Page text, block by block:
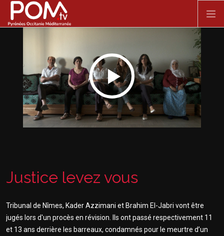
SPECTACLE VIVANT
FILMS
Justice levez vous
Tribunal de Nîmes, Kader Azzimani et Brahim El-Jabri vont être
jugés lors d'un procès en révision. Ils ont passé respectivement 11
et 13 ans derrière les barreaux, condamnés pour le meurtre d’un